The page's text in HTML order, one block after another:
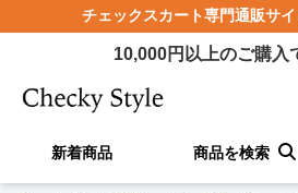
チェックスカート専門通販サイ
10,000円以上のご購入
新着商品 商品を検索